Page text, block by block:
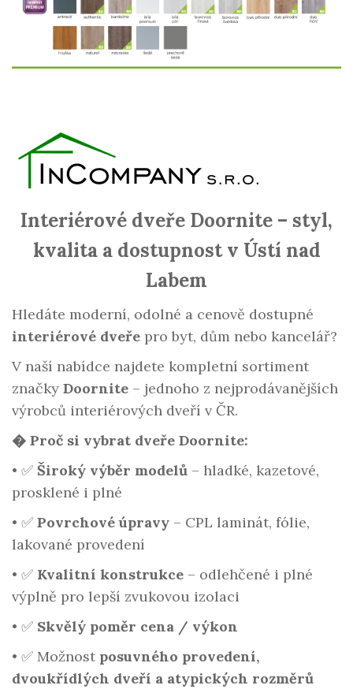
Interiérové dveře Doornite – styl,
kvalita a dostupnost v Ústí nad
Labem
Hledáte moderní, odolné a cenově dostupné
interiérové dveře pro byt, dům nebo kancelář?
V naší nabídce najdete kompletní sortiment
značky Doornite – jednoho z nejprodávanějších
výrobců interiérových dveří v ČR.
� Proč si vybrat dveře Doornite:
• ✅ Široký výběr modelů – hladké, kazetové,
prosklené i plné
• ✅ Povrchové úpravy – CPL laminát, fólie,
lakované provedení
• ✅ Kvalitní konstrukce – odlehčené i plné
výplně pro lepší zvukovou izolaci
• ✅ Skvělý poměr cena / výkon
• ✅ Možnost posuvného provedení,
dvoukřídlých dveří a atypických rozměrů